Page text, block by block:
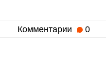
Комментарии 0